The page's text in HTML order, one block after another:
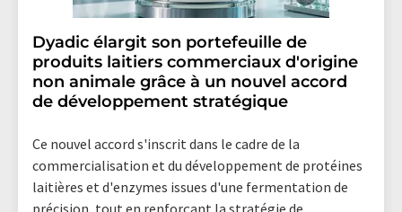
Dyadic élargit son portefeuille de
produits laitiers commerciaux d'origine
non animale grâce à un nouvel accord
de développement stratégique
Ce nouvel accord s'inscrit dans le cadre de la
commercialisation et du développement de protéines
laitières et d'enzymes issues d'une fermentation de
précision, tout en renforçant la stratégie de